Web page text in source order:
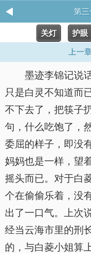
第
关灯 护眼
上一
墨迹李锦记说
只是白灵不知道而
不下去了，把筷子
句，什么吃饱了，
委屈的样子，即没
妈妈也是一样，望
摇头而已。对于白
个在偷偷乐着，没
出了一口气。上次
经当云海市里的刑
的，与白菱小姐算